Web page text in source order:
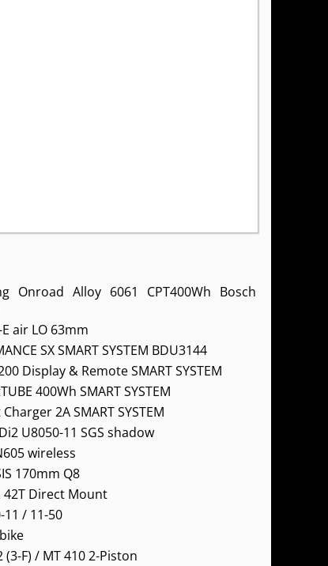
Onroad Alloy 6061 CPT400Wh Bosch
air LO 63mm
SX SMART SYSTEM BDU3144
Display & Remote SMART SYSTEM
400Wh SMART SYSTEM
2A SMART SYSTEM
U8050-11 SGS shadow
wireless
170mm Q8
Direct Mount
11 / 11-50
F) / MT 410 2-Piston